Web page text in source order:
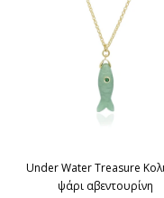
Under Water Treasure
ψάρι αβεντουρίνη